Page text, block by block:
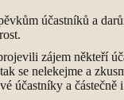
účastníků a
zájem někteří
se nelekejme a
účastníky a částečně